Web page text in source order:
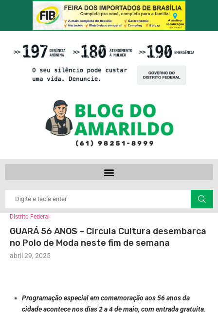
Distrito Federal
GUARÁ 56 ANOS – Circula Cultura desembarca
no Polo de Moda neste fim de semana
abril 29, 2025
Programação especial em comemoração aos 56 anos da
cidade acontece nos dias 2 a 4 de maio, com entrada gratuita.